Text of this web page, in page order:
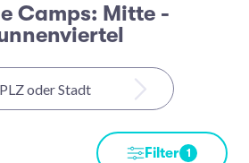
Camps: Mitte -
Filter 1